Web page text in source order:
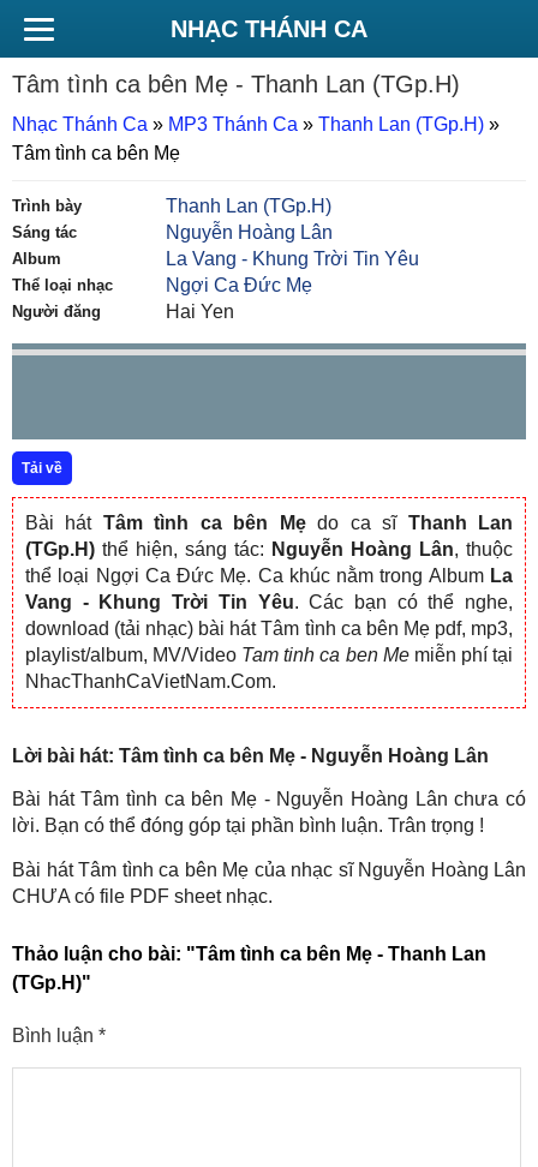
NHẠC THÁNH CA
Tâm tình ca bên Mẹ - Thanh Lan (TGp.H)
Nhạc Thánh Ca » MP3 Thánh Ca » Thanh Lan (TGp.H) »
Tâm tình ca bên Mẹ
Trình bày Thanh Lan (TGp.H)
Sáng tác Nguyễn Hoàng Lân
Album La Vang - Khung Trời Tin Yêu
Thể loại nhạc Ngợi Ca Đức Mẹ
Người đăng Hai Yen
Tải về
Bài hát Tâm tình ca bên Mẹdo ca sĩ Thanh Lan
(TGp.H) thể hiện, sáng tác: Nguyễn Hoàng Lân, thuộc
thể loại Ngợi Ca Đức Mẹ. Ca khúc nằm trong Album La
Vang - Khung Trời Tin Yêu. Các bạn có thể nghe,
download (tải nhạc) bài hát Tâm tình ca bên Mẹ pdf, mp3,
playlist/album, MV/Video Tam tinh ca ben Memiễn phí tại
NhacThanhCaVietNam.Com.
Lời bài hát: Tâm tình ca bên Mẹ - Nguyễn Hoàng Lân
Bài hát Tâm tình ca bên Mẹ - Nguyễn Hoàng Lân chưa có
lời. Bạn có thể đóng góp tại phần bình luận. Trân trọng !
Bài hát Tâm tình ca bên Mẹ của nhạc sĩ Nguyễn Hoàng Lân
CHƯA có file PDF sheet nhạc.
Thảo luận cho bài: "Tâm tình ca bên Mẹ - Thanh Lan
(TGp.H)"
Bình luận *